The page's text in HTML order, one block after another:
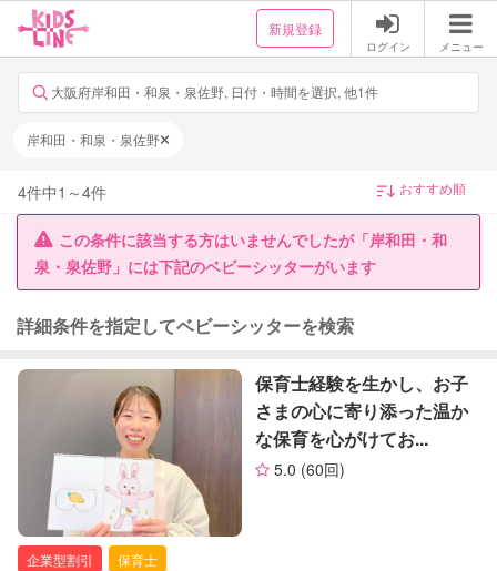
新規登録
ログイン メニュー
大阪府岸和田・和泉・泉佐野, 日付・時間を選択, 他1件
岸和田・和泉・泉佐野
4件中1 ～4件
この条件に該当する方はいませんでしたが「岸和田・和
泉・泉佐野」には下記のベビーシッターがいます
詳細条件を指定してベビーシッターを検索
保育士経験を生かし、お子
さまの心に寄り添った温か
な保育を心がけてお...
5.0 (60回)
企業型割引
保育士